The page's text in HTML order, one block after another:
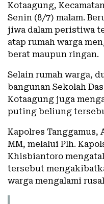
Kotaagung,
Senin (8/7) malam.
jiwa dalam peristiwa
atap rumah warga
berat maupun ringan.
Selain rumah warga,
bangunan Sekolah
Kotaagung juga
puting beliung
Kapolres Tanggamus,
MM, melalui Plh.
Khisbiantoro
tersebut
warga mengalami